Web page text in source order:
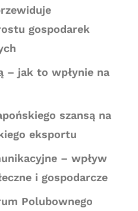
gospodarek
– jak to wpłynie na
szansą na
eksportu
– wpływ
i gospodarcze
Polubownego